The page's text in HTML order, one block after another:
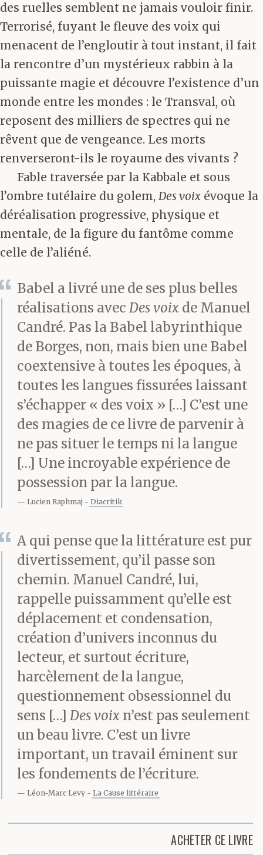
des ruelles semblent ne jamais vouloir finir.
Terrorisé, fuyant le fleuve des voix qui
menacent de l’engloutir à tout instant, il fait
la rencontre d’un mystérieux rabbin à la
puissante magie et découvre l’existence d’un
monde entre les mondes : le Transval, où
reposent des milliers de spectres qui ne
rêvent que de vengeance. Les morts
renverseront-ils le royaume des vivants ?
Fable traversée par la Kabbale et sous
l’ombre tutélaire du golem, Des voix évoque la
déréalisation progressive, physique et
mentale, de la figure du fantôme comme
celle de l’aliéné.
Babel a livré une de ses plus belles
réalisations avec Des voix de Manuel
Candré. Pas la Babel labyrinthique
de Borges, non, mais bien une Babel
coextensive à toutes les époques, à
toutes les langues fissurées laissant
s’échapper « des voix » […] C’est une
des magies de ce livre de parvenir à
ne pas situer le temps ni la langue
[…] Une incroyable expérience de
possession par la langue.
Lucien Raphmaj Diacritik
A qui pense que la littérature est pur
divertissement, qu’il passe son
chemin. Manuel Candré, lui,
rappelle puissamment qu’elle est
déplacement et condensation,
création d’univers inconnus du
lecteur, et surtout écriture,
harcèlement de la langue,
questionnement obsessionnel du
sens […] Des voix n’est pas seulement
un beau livre. C’est un livre
important, un travail éminent sur
les fondements de l’écriture.
Léon-Marc Levy La Cause littéraire
ACHETER CE LIVRE